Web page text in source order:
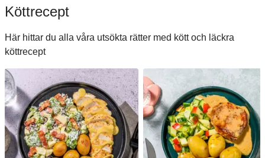
Köttrecept
Här hittar du alla våra utsökta rätter med kött och läckra
köttrecept